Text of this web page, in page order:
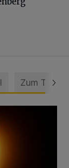
Zum Thema